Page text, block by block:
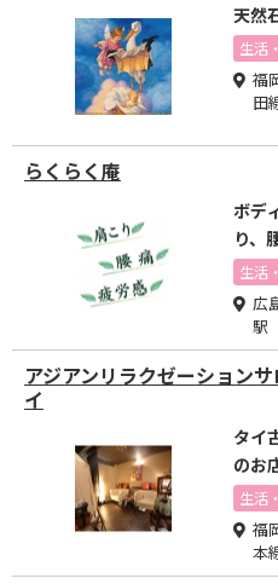
天然
生活
福
田
らくらく庵
ボデ
り、
生活
広
駅
アジアンリラクゼーション
イ
タイ
のお
生活
福
本